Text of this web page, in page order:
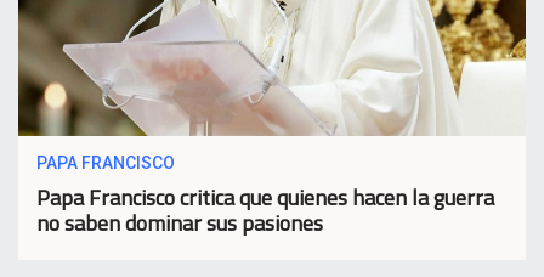
PAPA FRANCISCO
Papa Francisco critica que quienes hacen la guerra
no saben dominar sus pasiones